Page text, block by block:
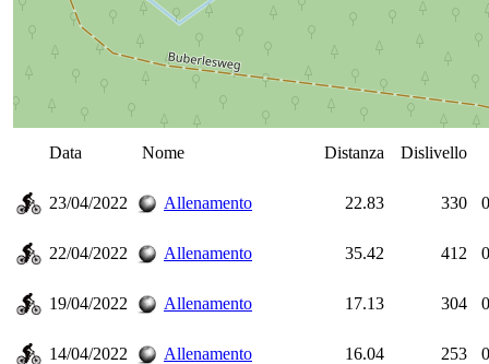
Data Nome Distanza Dislivello
23/04/2022 Allenamento 22.83 330
22/04/2022 Allenamento 35.42 412
19/04/2022 Allenamento 17.13 304
14/04/2022 Allenamento 16.04 253